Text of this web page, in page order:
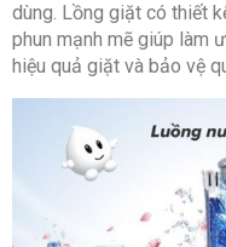
dùng. Lồng giặt có thiết
phun mạnh mẽ giúp làm
hiệu quả giặt và bảo vệ